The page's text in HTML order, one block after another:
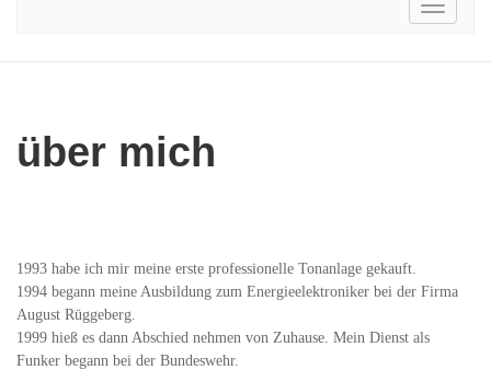
Toggle
über mich
1993 habe ich mir meine erste professionelle Tonanlage gekauft.
1994 begann meine Ausbildung zum Energieelektroniker bei der Firma
August Rüggeberg.
1999 hieß es dann Abschied nehmen von Zuhause. Mein Dienst als
Funker begann bei der Bundeswehr.